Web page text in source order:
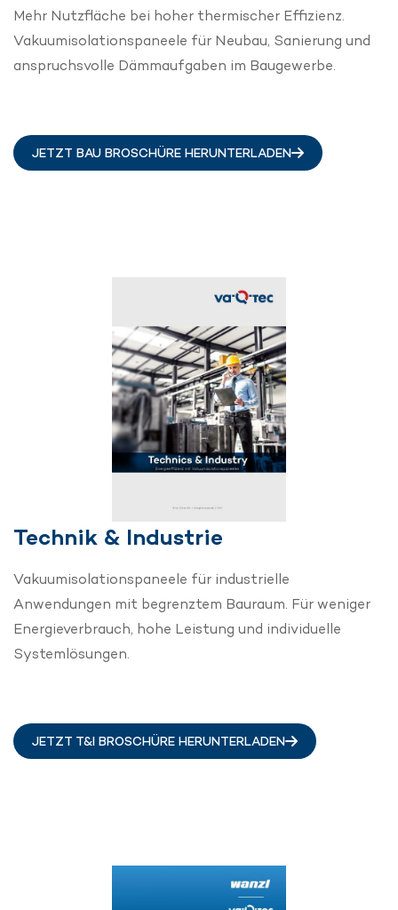
Mehr Nutzfläche bei hoher thermischer Effizienz.
Vakuumisolationspaneele für Neubau, Sanierung und
anspruchsvolle Dämmaufgaben im Baugewerbe.
JETZT BAU BROSCHÜRE HERUNTERLADEN
Technik & Industrie
Vakuumisolationspaneele für industrielle
Anwendungen mit begrenztem Bauraum. Für weniger
Energieverbrauch, hohe Leistung und individuelle
Systemlösungen.
JETZT T&I BROSCHÜRE HERUNTERLADEN